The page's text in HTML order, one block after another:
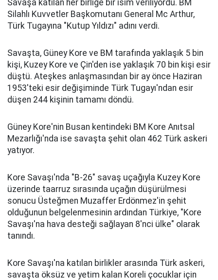
Savaşa katılan her birliğe bir isim veriliyordu. BM
Silahlı Kuvvetler Başkomutanı General Mc Arthur,
Türk Tugayına "Kutup Yıldızı" adını verdi.
Savaşta, Güney Kore ve BM tarafında yaklaşık 5 bin
kişi, Kuzey Kore ve Çin'den ise yaklaşık 70 bin kişi esir
düştü. Ateşkes anlaşmasından bir ay önce Haziran
1953'teki esir değişiminde Türk Tugayı'ndan esir
düşen 244 kişinin tamamı döndü.
Güney Kore'nin Busan kentindeki BM Kore Anıtsal
Mezarlığı'nda ise savaşta şehit olan 462 Türk askeri
yatıyor.
Kore Savaşı'nda "B-26" savaş uçağıyla Kuzey Kore
üzerinde taarruz sırasında uçağın düşürülmesi
sonucu Üsteğmen Muzaffer Erdönmez'in şehit
olduğunun belgelenmesinin ardından Türkiye, "Kore
Savaşı'na hava desteği sağlayan 8'nci ülke" olarak
tanındı.
Kore Savaşı'na katılan birlikler arasında Türk askeri,
savaşta öksüz ve yetim kalan Koreli çocuklar için